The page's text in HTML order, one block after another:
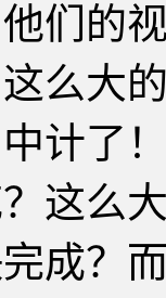
们的
么大
了！
这么
成？